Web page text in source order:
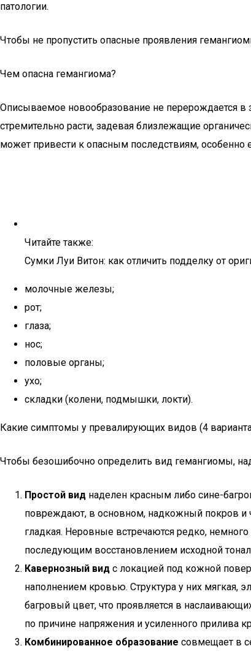
патологии.
Чтобы не пропустить опасные проявления
Чем опасна гемангиома?
Описываемое новообразование не перерождается
стремительно расти, задевая близлежащие
может привести к опасным последствиям, особенно
Читайте также:
Сумки Луи Витон: как отличить подделку от
молочные железы;
рот;
глаза;
нос;
половые органы;
ухо;
складки (колени, подмышки, локти).
Какие симптомы у превалирующих видов (4
Чтобы безошибочно определить вид гемангиомы,
Простой вид наделен красным либо сине-
повреждают, в основном, надкожный покров и
гладкая. Неровные встречаются редко,
последующим восстановлением исходной
Кавернозный вид с локацией под кожной
наполнением кровью. Структура у них мягкая,
багровый цвет, что проявляется в
по причине напряжения и усиленного прилива
Комбинированное образование совмещает в